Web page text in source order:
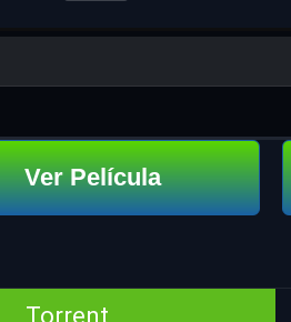
Ver Película
Torrent